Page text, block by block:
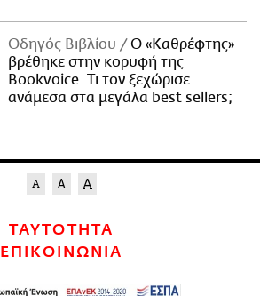
Οδηγός Βιβλίου
Ο «Καθρέφτης»
βρέθηκε στην κορυφή της
Bookvoice. Τι τον ξεχώρισε
ανάμεσα στα μεγάλα best sellers;
ΤΑΥΤΟΤΗΤΑ
ΕΠΙΚΟΙΝΩΝΙΑ